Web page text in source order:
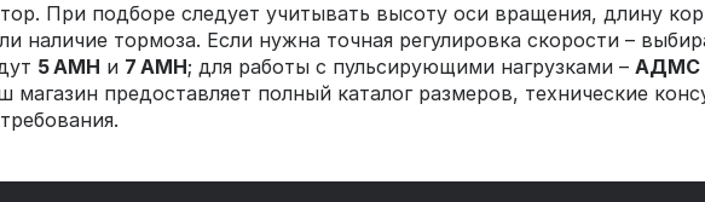
При подборе следует учитывать высоту оси вращения, длину
наличие тормоза. Если нужна точная регулировка скорости –
5 АМН и 7 АМН; для работы с пульсирующими нагрузками – АДМС
магазин предоставляет полный каталог размеров, технические